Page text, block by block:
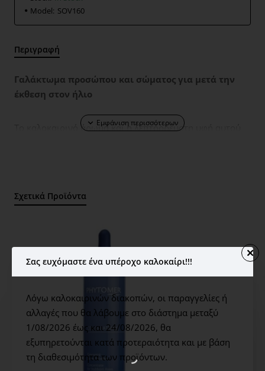
Σας ευχόμαστε ένα υπέροχο καλοκαίρι!!!
Λόγω καλοκαιρινών διακοπών, οι παραγγελίες ή
αλλαγές που θα λάβουμε στο διάστημα μεταξύ
1/08/2026 έως και 24/08/2026, θα
εξυπηρετούνται κατά προτεραιότητα και με βάση
τη διαθεσιμότητα των προϊόντων.
Model: SOV160
Περιγραφή
Γαλάκτωμα προσώπου και σώματος για μετά την
έκθεση στον ήλιο
Το καλοκαιρινό άρωμα και η λεπτόρρευστη υφή αυτού
μεγαλύτερη διάρκεια.
Pheohydrane:Υψηλής απόδοσης ενυδατικές ιδιότητες.
Αναδομεί το υδρολιπιδικό φιλμ του δέρματος,
παγιδεύοντας την υγρασία για άμεση και μακράς
διαρκείας ενυδατικό αποτέλεσμα.
Phycosaccharide απόLaminaria
Καταπραϋντικές ιδιότητες.
Σχετικά Προϊόντα